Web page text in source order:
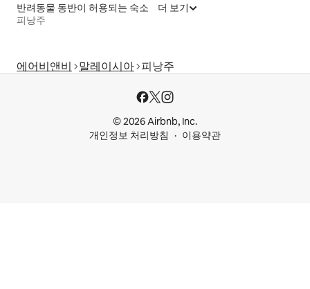
반려동물 동반이 허용되는 숙소
피낭주
더 보기
에어비앤비 말레이시아 피낭주
© 2026 Airbnb, Inc.
개인정보 처리방침
이용약관